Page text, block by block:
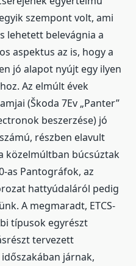
szempont volt, ami
lehetett belevágnia a
aspektus az is, hogy a
jó alapot nyújt egy ilyen
Az elmúlt évek
(Škoda 7Ev „Panter”
beszerzése) jó
részben elavult
közelmúltban búcsúztak
as Pantográfok, az
hattyúdaláról pedig
A megmaradt, ETCS-
típusok egyrészt
tervezett
járnak,